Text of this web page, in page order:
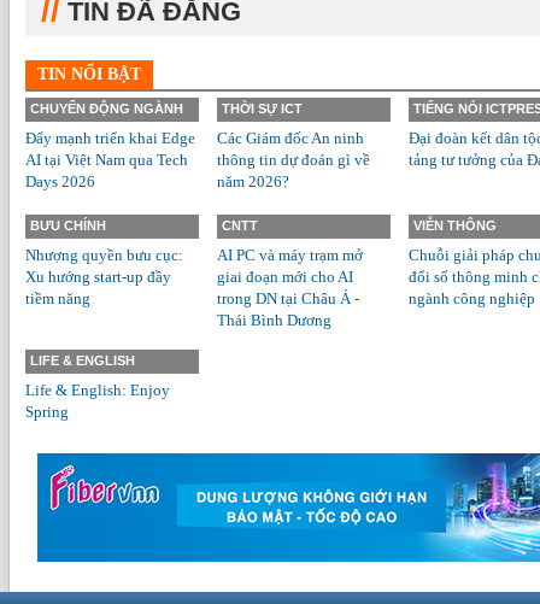
// TIN ĐÃ ĐĂNG
TIN NỔI BẬT
CHUYỂN ĐỘNG NGÀNH
Đẩy mạnh triển khai Edge
AI tại Việt Nam qua Tech
Days 2026
THỜI SỰ ICT
Các Giám đốc An ninh
thông tin dự đoán gì về
năm 2026?
TIẾNG NÓI
Đại đoàn kết dân
tảng tư tưởng của
BƯU CHÍNH
Nhượng quyền bưu cục:
Xu hướng start-up đầy
tiềm năng
CNTT
AI PC và máy trạm mở
giai đoạn mới cho AI
trong DN tại Châu Á -
Thái Bình Dương
VIỄN THÔNG
Chuỗi giải pháp
đổi số thông minh
ngành công nghiệp
LIFE & ENGLISH
Life & English: Enjoy
Spring